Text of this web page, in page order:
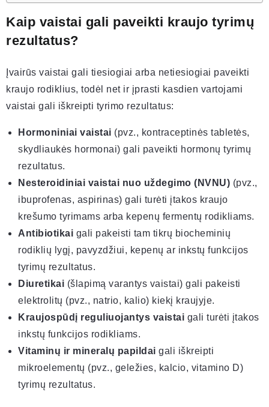
Kaip vaistai gali paveikti kraujo tyrimų
rezultatus?
Įvairūs vaistai gali tiesiogiai arba netiesiogiai paveikti
kraujo rodiklius, todėl net ir įprasti kasdien vartojami
vaistai gali iškreipti tyrimo rezultatus:
Hormoniniai vaistai (pvz., kontraceptinės tabletės,
skydliaukės hormonai) gali paveikti hormonų tyrimų
rezultatus.
Nesteroidiniai vaistai nuo uždegimo (NVNU) (pvz.,
ibuprofenas, aspirinas) gali turėti įtakos kraujo
krešumo tyrimams arba kepenų fermentų rodikliams.
Antibiotikai gali pakeisti tam tikrų biocheminių
rodiklių lygį, pavyzdžiui, kepenų ar inkstų funkcijos
tyrimų rezultatus.
Diuretikai (šlapimą varantys vaistai) gali pakeisti
elektrolitų (pvz., natrio, kalio) kiekį kraujyje.
Kraujospūdį reguliuojantys vaistai gali turėti įtakos
inkstų funkcijos rodikliams.
Vitaminų ir mineralų papildai gali iškreipti
mikroelementų (pvz., geležies, kalcio, vitamino D)
tyrimų rezultatus.